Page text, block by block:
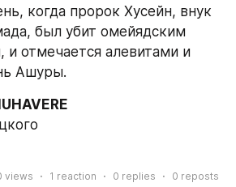
когда пророк Хусейн, внук
был убит омейядским
и отмечается алевитами и
Ашуры.
views 1 reaction 0 replies 0 reposts